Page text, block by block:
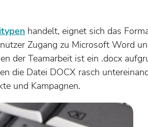
handelt, eignet sich das
Zugang zu Microsoft Word
der Teamarbeit ist ein .docx
die Datei DOCX rasch
und Kampagnen.